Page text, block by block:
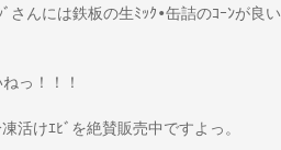
さんには鉄板の生ﾐｯｸ•缶詰のｺｰﾝが良い
っ！！！
活けｴﾋﾞを絶賛販売中ですよっ。